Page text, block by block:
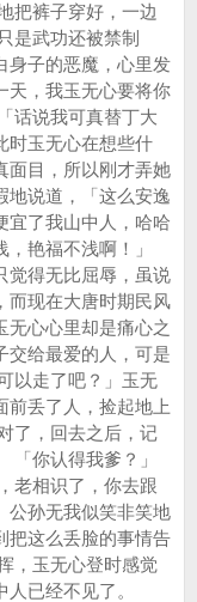
裤子穿好，一边
武功还被禁制
身子的恶魔，心里发
天，我玉无心要将你
说我可真替丁大
时玉无心在想些什
面目，所以刚才弄她
地说道，「这么安逸
宜了我山中人，哈哈
艳福不浅啊！」
得无比屈辱，虽说
而现在大唐时期民风
无心心里却是痛心之
交给最爱的人，可是
走了吧？」玉无
前丢了人，捡起地上
，回去之后，记
你认得我爹？」
相识了，你去跟
公孙无我似笑非笑地
把这么丢脸的事情告
玉无心登时感觉
已经不见了。